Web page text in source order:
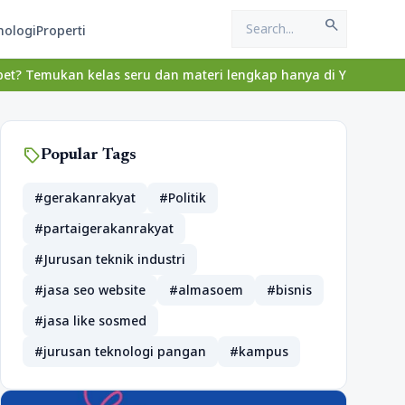
Properti search
kelas seru dan materi lengkap hanya di
sellPopular Tags
#gerakanrakyat
#Politik
#partaigerakanrakyat
#Jurusan teknik industri
#jasa seo website
#almasoem
#bisnis
#jasa like sosmed
#jurusan teknologi pangan
#kampus